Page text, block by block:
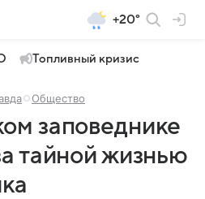
+20°
Топливный кризис
Общество
заповеднике
тайной жизнью